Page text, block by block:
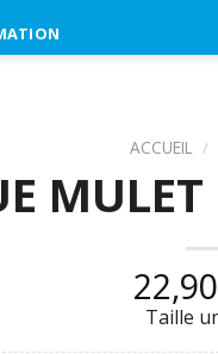
ACCUEIL /
Taille